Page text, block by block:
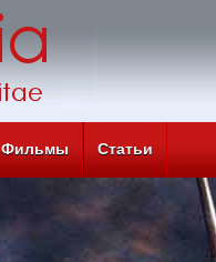
Фильмы Статьи